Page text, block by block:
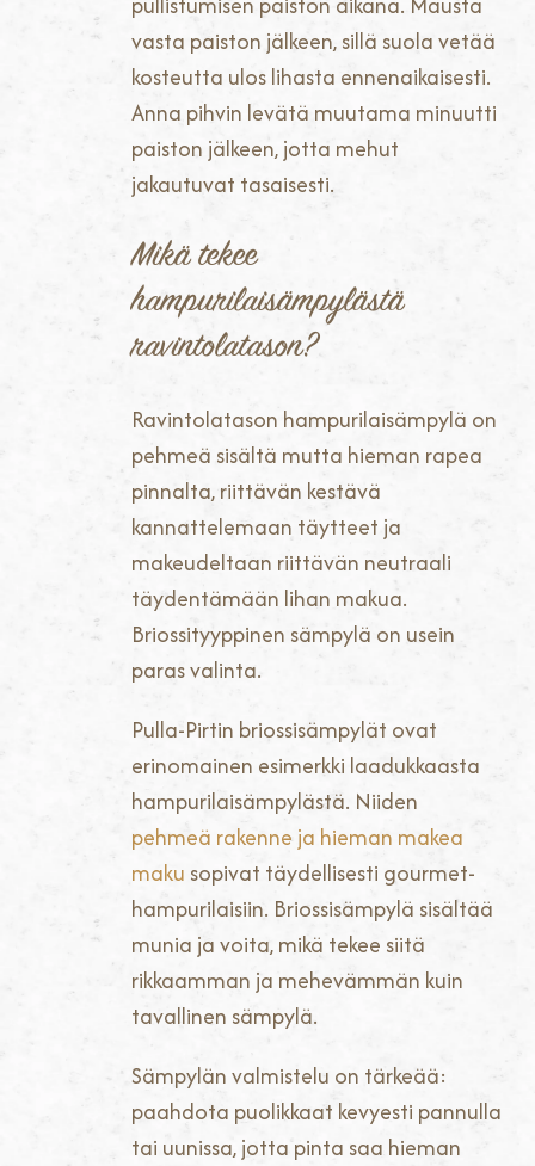
vasta paiston jälkeen, sillä suola vetää
kosteutta ulos lihasta ennenaikaisesti.
Anna pihvin levätä muutama minuutti
paiston jälkeen, jotta mehut
jakautuvat tasaisesti.
Mikä tekee
hampurilaisämpylästä
ravintolatason?
Ravintolatason hampurilaisämpylä on
pehmeä sisältä mutta hieman rapea
pinnalta, riittävän kestävä
kannattelemaan täytteet ja
makeudeltaan riittävän neutraali
täydentämään lihan makua.
Briossityyppinen sämpylä on usein
paras valinta.
Pulla-Pirtin briossisämpylät ovat
erinomainen esimerkki laadukkaasta
hampurilaisämpylästä. Niiden
pehmeä rakenne ja hieman makea
maku sopivat täydellisesti gourmet-
hampurilaisiin. Briossisämpylä sisältää
munia ja voita, mikä tekee siitä
rikkaamman ja mehevämmän kuin
tavallinen sämpylä.
Sämpylän valmistelu on tärkeää:
paahdota puolikkaat kevyesti pannulla
tai uunissa, jotta pinta saa hieman